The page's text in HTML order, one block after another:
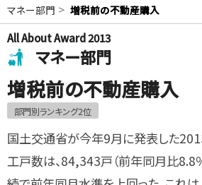
マネー部門 > 増税前の不動産購入
All About Award 2013
マネー部門
増税前の不動産購入
部門別ランキング2位
国土交通省が今年9月に発表した
工戸数は、84,343戸（前年同月比8.8